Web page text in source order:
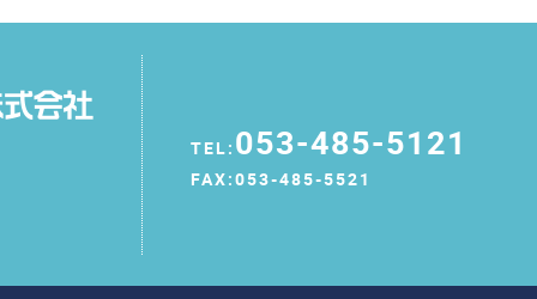
TEL: 053-485-5121
FAX:053-485-5521